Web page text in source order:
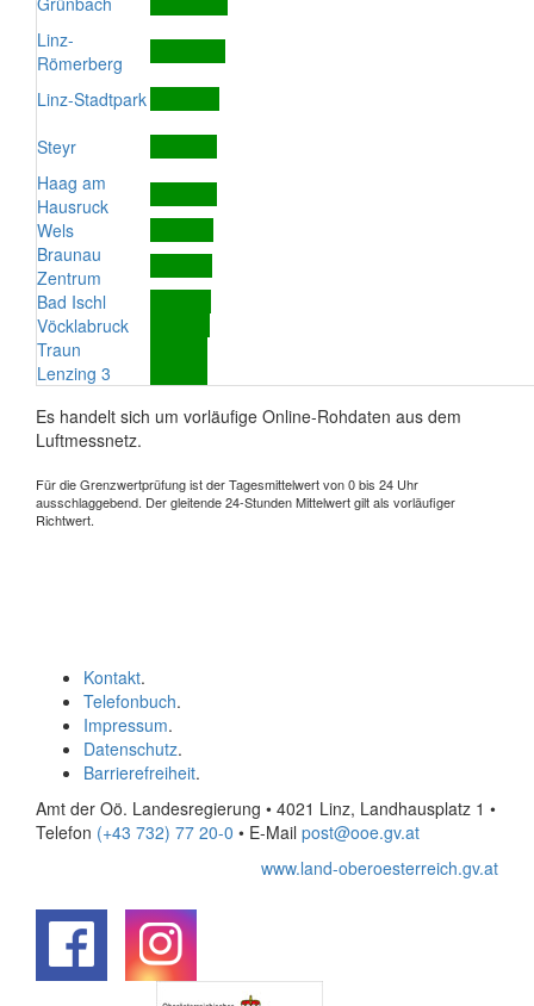
Linz-
Römerberg
Linz-Stadtpark
Steyr
Haag am
Hausruck
Wels
Braunau
Zentrum
Bad Ischl
Vöcklabruck
Traun
Lenzing 3
Es handelt sich um vorläufige Online-Rohdaten aus dem
Luftmessnetz.
Für die Grenzwertprüfung ist der Tagesmittelwert von 0 bis 24 Uhr
ausschlaggebend. Der gleitende 24-Stunden Mittelwert gilt als vorläufiger
Richtwert.
Kontakt.
Telefonbuch.
Impressum.
Datenschutz.
Barrierefreiheit.
Amt der Oö. Landesregierung • 4021 Linz, Landhausplatz 1 •
Telefon (+43 732) 77 20-0 • E-Mail post@ooe.gv.at
www.land-oberoesterreich.gv.at